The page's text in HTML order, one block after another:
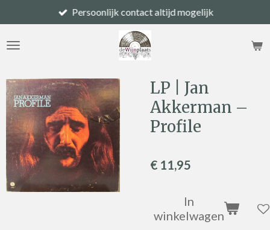
direct
naar
Persoonlijk contact altijd mogelijk
LP | Jan
Akkerman –
Profile
€ 11,95
In
winkelwagen